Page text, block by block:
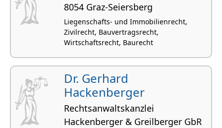
8054 Graz-Seiersberg
Liegenschafts- und Immobilienrecht,
Zivilrecht, Bauvertragsrecht,
Wirtschaftsrecht, Baurecht
Dr. Gerhard
Hackenberger
Rechtsanwaltskanzlei
Hackenberger & Greilberger GbR